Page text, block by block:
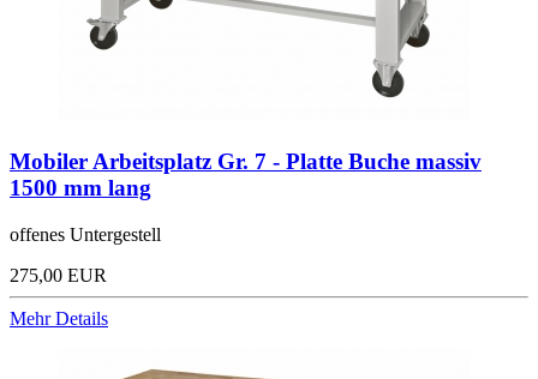
Mobiler Arbeitsplatz Gr. 7 - Platte Buche massiv
1500 mm lang
offenes Untergestell
275,00 EUR
Mehr Details